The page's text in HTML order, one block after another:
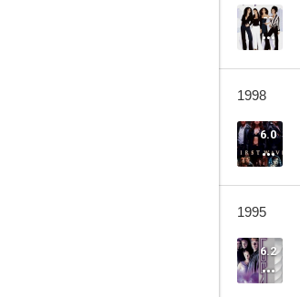
--
1998
6.0
1995
6.2